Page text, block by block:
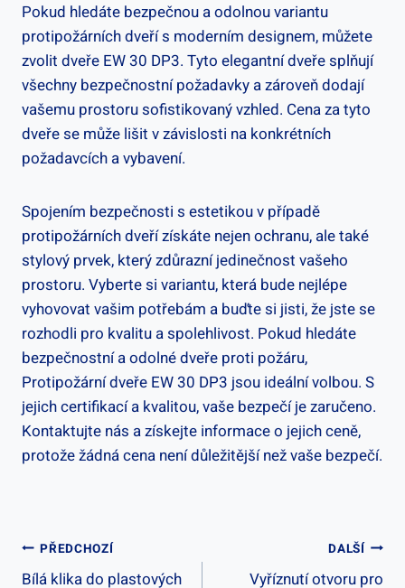
Pokud hledáte bezpečnou a odolnou variantu
protipožárních dveří s moderním designem, můžete
zvolit dveře EW 30 DP3. Tyto elegantní dveře splňují
všechny bezpečnostní požadavky a zároveň dodají
vašemu prostoru sofistikovaný vzhled. Cena za tyto
dveře se může lišit v závislosti na konkrétních
požadavcích a vybavení.
Spojením bezpečnosti s estetikou v případě
protipožárních dveří získáte nejen ochranu, ale také
stylový prvek, který zdůrazní jedinečnost vašeho
prostoru. Vyberte si variantu, která bude nejlépe
vyhovovat vašim potřebám a buďte si jisti, že jste se
rozhodli pro kvalitu a spolehlivost. Pokud hledáte
bezpečnostní a odolné dveře proti požáru,
Protipožární dveře EW 30 DP3 jsou ideální volbou. S
jejich certifikací a kvalitou, vaše bezpečí je zaručeno.
Kontaktujte nás a získejte informace o jejich ceně,
protože žádná cena není důležitější než vaše bezpečí.
Navigace
PŘEDCHOZÍ
Bílá klika do plastových
DALŠÍ
Vyříznutí otvoru pro